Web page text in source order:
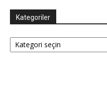
Kategoriler
Kategoriler